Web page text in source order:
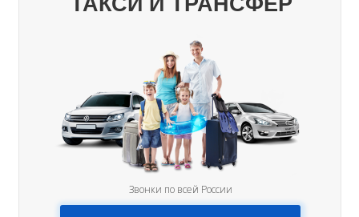
Звонки по всей России